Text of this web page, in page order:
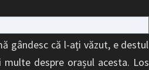
gândesc că l-ați văzut, e destul
despre orașul acesta. Los